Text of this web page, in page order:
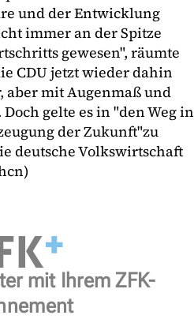
und der Entwicklung
immer an der Spitze
gewesen", räumte
CDU jetzt wieder dahin
aber mit Augenmaß und
gelte es in "den Weg in
der Zukunft"zu
deutsche Volkswirtschaft
mit Ihrem ZFK-